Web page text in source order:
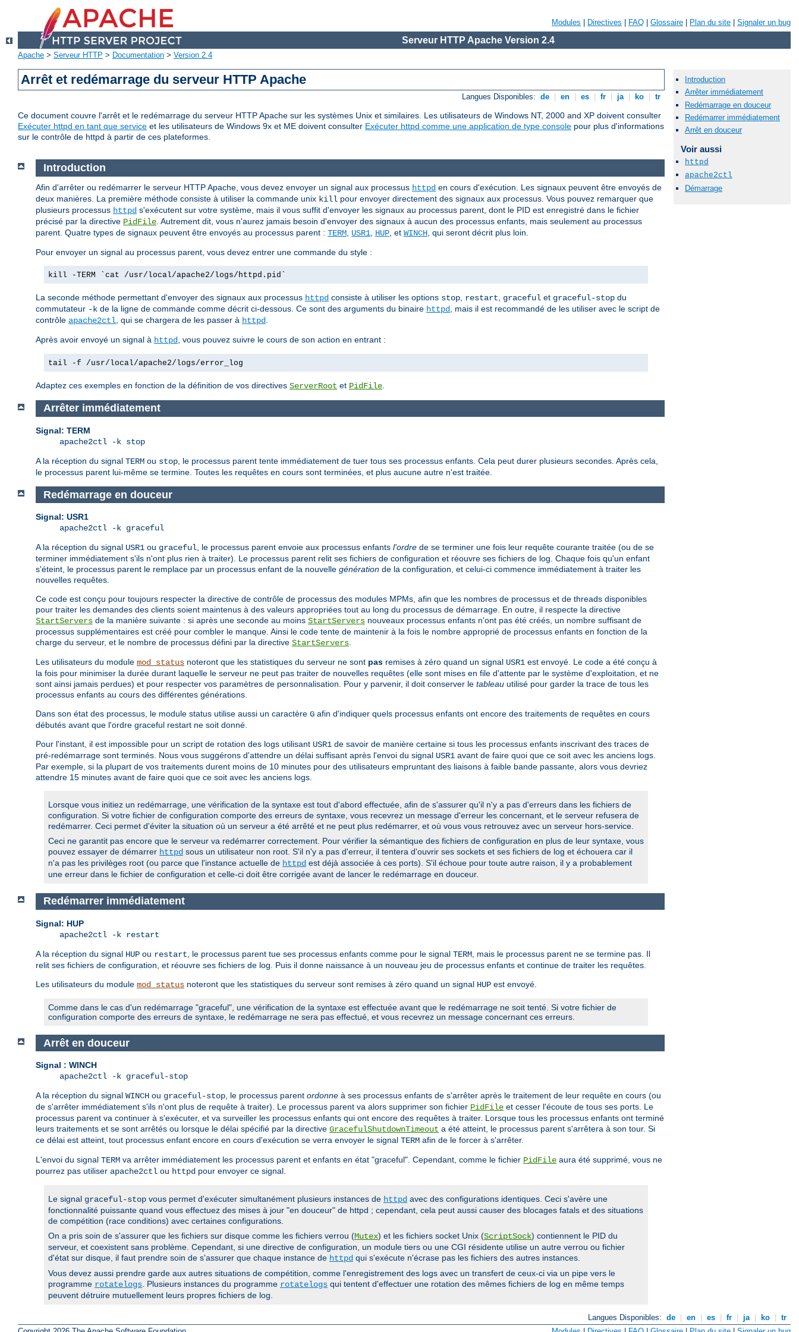
Modules Directives FAQ Glossaire Plan du site Signaler un bug
Serveur HTTP Apache Version 2.4
Apache > Serveur HTTP > Documentation > Version 2.4
Arrêt et redémarrage du serveur HTTP Apache
Langues Disponibles: de en es fr ja ko tr
Ce document couvre l'arrêt et le redémarrage du serveur HTTP Apache sur les systèmes Unix et similaires. Les utilisateurs de Windows NT, 2000 and XP doivent consulter
Exécuter httpd en tant que service et les utilisateurs de Windows 9x et ME doivent consulter Exécuter httpd comme une application de type console pour plus d'informations
sur le contrôle de httpd à partir de ces plateformes.
Introduction
Afin d'arrêter ou redémarrer le serveur HTTP Apache, vous devez envoyer un signal aux processus httpd en cours d'exécution. Les signaux peuvent être envoyés de
deux manières. La première méthode consiste à utiliser la commande unix kill pour envoyer directement des signaux aux processus. Vous pouvez remarquer que
plusieurs processus httpd s'exécutent sur votre système, mais il vous suffit d'envoyer les signaux au processus parent, dont le PID est enregistré dans le fichier
précisé par la directive PidFile . Autrement dit, vous n'aurez jamais besoin d'envoyer des signaux à aucun des processus enfants, mais seulement au processus
parent. Quatre types de signaux peuvent être envoyés au processus parent : TERM USR1 HUP , et WINCH , qui seront décrit plus loin.
Pour envoyer un signal au processus parent, vous devez entrer une commande du style :
kill -TERM `cat /usr/local/apache2/logs/httpd.pid`
La seconde méthode permettant d'envoyer des signaux aux processus httpd consiste à utiliser les options stop restart graceful et graceful-stop du
commutateur -k de la ligne de commande comme décrit ci-dessous. Ce sont des arguments du binaire httpd
, mais il est recommandé de les utiliser avec le script de
contrôle apache2ctl , qui se chargera de les passer à httpd
Après avoir envoyé un signal à httpd , vous pouvez suivre le cours de son action en entrant :
tail -f /usr/local/apache2/logs/error_log
Adaptez ces exemples en fonction de la définition de vos directives ServerRoot et PidFile
Arrêter immédiatement
Signal: TERM
apache2ctl -k stop
A la réception du signal TERM ou stop , le processus parent tente immédiatement de tuer tous ses processus enfants. Cela peut durer plusieurs secondes. Après cela,
le processus parent lui-même se termine. Toutes les requêtes en cours sont terminées, et plus aucune autre n'est traitée.
Redémarrage en douceur
Signal: USR1
apache2ctl -k graceful
A la réception du signal USR1 ou graceful, le processus parent envoie aux processus enfants l'ordre de se terminer une fois leur requête courante traitée (ou de se
terminer immédiatement s'ils n'ont plus rien à traiter). Le processus parent relit ses fichiers de configuration et réouvre ses fichiers de log. Chaque fois qu'un enfant
s'éteint, le processus parent le remplace par un processus enfant de la nouvelle génération de la configuration, et celui-ci commence immédiatement à traiter les
nouvelles requêtes.
Ce code est conçu pour toujours respecter la directive de contrôle de processus des modules MPMs, afin que les nombres de processus et de threads disponibles
pour traiter les demandes des clients soient maintenus à des valeurs appropriées tout au long du processus de démarrage. En outre, il respecte la directive
StartServers de la manière suivante : si après une seconde au moins StartServers nouveaux processus enfants n'ont pas été créés, un nombre suffisant de
processus supplémentaires est créé pour combler le manque. Ainsi le code tente de maintenir à la fois le nombre approprié de processus enfants en fonction de la
charge du serveur, et le nombre de processus défini par la directive StartServers.
Les utilisateurs du module mod_status noteront que les statistiques du serveur ne sont pas remises à zéro quand un signal USR1 est envoyé. Le code a été conçu à
la fois pour minimiser la durée durant laquelle le serveur ne peut pas traiter de nouvelles requêtes (elle sont mises en file d'attente par le système d'exploitation, et ne
sont ainsi jamais perdues) et pour respecter vos paramètres de personnalisation. Pour y parvenir, il doit conserver le tableau utilisé pour garder la trace de tous les
processus enfants au cours des différentes générations.
Dans son état des processus, le module status utilise aussi un caractère G afin d'indiquer quels processus enfants ont encore des traitements de requêtes en cours
débutés avant que l'ordre graceful restart ne soit donné.
Pour l'instant, il est impossible pour un script de rotation des logs utilisant USR1 de savoir de manière certaine si tous les processus enfants inscrivant des traces de
pré-redémarrage sont terminés. Nous vous suggérons d'attendre un délai suffisant après l'envoi du signal USR1 avant de faire quoi que ce soit avec les anciens logs.
Par exemple, si la plupart de vos traitements durent moins de 10 minutes pour des utilisateurs empruntant des liaisons à faible bande passante, alors vous devriez
attendre 15 minutes avant de faire quoi que ce soit avec les anciens logs.
Lorsque vous initiez un redémarrage, une vérification de la syntaxe est tout d'abord effectuée, afin de s'assurer qu'il n'y a pas d'erreurs dans les fichiers de
configuration. Si votre fichier de configuration comporte des erreurs de syntaxe, vous recevrez un message d'erreur les concernant, et le serveur refusera de
redémarrer. Ceci permet d'éviter la situation où un serveur a été arrêté et ne peut plus redémarrer, et où vous vous retrouvez avec un serveur hors-service.
Ceci ne garantit pas encore que le serveur va redémarrer correctement. Pour vérifier la sémantique des fichiers de configuration en plus de leur syntaxe, vous
pouvez essayer de démarrer httpd sous un utilisateur non root. S'il n'y a pas d'erreur, il tentera d'ouvrir ses sockets et ses fichiers de log et échouera car il
n'a pas les privilèges root (ou parce que l'instance actuelle de httpd est déjà associée à ces ports). S'il échoue pour toute autre raison, il y a probablement
une erreur dans le fichier de configuration et celle-ci doit être corrigée avant de lancer le redémarrage en douceur.
Redémarrer immédiatement
Signal: HUP
apache2ctl -k restart
A la réception du signal HUP ou restart , le processus parent tue ses processus enfants comme pour le signal TERM , mais le processus parent ne se termine pas. Il
relit ses fichiers de configuration, et réouvre ses fichiers de log. Puis il donne naissance à un nouveau jeu de processus enfants et continue de traiter les requêtes.
Les utilisateurs du module mod_status noteront que les statistiques du serveur sont remises à zéro quand un signal HUP est envoyé.
Comme dans le cas d'un redémarrage "graceful", une vérification de la syntaxe est effectuée avant que le redémarrage ne soit tenté. Si votre fichier de
configuration comporte des erreurs de syntaxe, le redémarrage ne sera pas effectué, et vous recevrez un message concernant ces erreurs.
Arrêt en douceur
Signal : WINCH
apache2ctl -k graceful-stop
A la réception du signal WINCH ou graceful-stop, le processus parent ordonne à ses processus enfants de s'arrêter après le traitement de leur requête en cours (ou
de s'arrêter immédiatement s'ils n'ont plus de requête à traiter). Le processus parent va alors supprimer son fichier PidFile et cesser l'écoute de tous ses ports. Le
processus parent va continuer à s'exécuter, et va surveiller les processus enfants qui ont encore des requêtes à traiter. Lorsque tous les processus enfants ont terminé
leurs traitements et se sont arrêtés ou lorsque le délai spécifié par la directive GracefulShutdownTimeout a été atteint, le processus parent s'arrêtera à son tour. Si
ce délai est atteint, tout processus enfant encore en cours d'exécution se verra envoyer le signal TERM afin de le forcer à s'arrêter.
L'envoi du signal TERM va arrêter immédiatement les processus parent et enfants en état "graceful". Cependant, comme le fichier PidFile aura été supprimé, vous ne
pourrez pas utiliser apache2ctl ou httpd pour envoyer ce signal.
Le signal graceful-stop vous permet d'exécuter simultanément plusieurs instances de httpd avec des configurations identiques. Ceci s'avère une
fonctionnalité puissante quand vous effectuez des mises à jour "en douceur" de httpd ; cependant, cela peut aussi causer des blocages fatals et des situations
de compétition (race conditions) avec certaines configurations.
On a pris soin de s'assurer que les fichiers sur disque comme les fichiers verrou (Mutex) et les fichiers socket Unix (ScriptSock) contiennent le PID du
serveur, et coexistent sans problème. Cependant, si une directive de configuration, un module tiers ou une CGI résidente utilise un autre verrou ou fichier
d'état sur disque, il faut prendre soin de s'assurer que chaque instance de httpd qui s'exécute n'écrase pas les fichiers des autres instances.
Vous devez aussi prendre garde aux autres situations de compétition, comme l'enregistrement des logs avec un transfert de ceux-ci via un pipe vers le
programme rotatelogs. Plusieurs instances du programme rotatelogs qui tentent d'effectuer une rotation des mêmes fichiers de log en même temps
peuvent détruire mutuellement leurs propres fichiers de log.
Langues Disponibles: de en es fr ja ko
tr
Introduction
Arrêter immédiatement
Redémarrage en douceur
Redémarrer immédiatement
Arrêt en douceur
Voir aussi
httpd
apache2ctl
Démarrage